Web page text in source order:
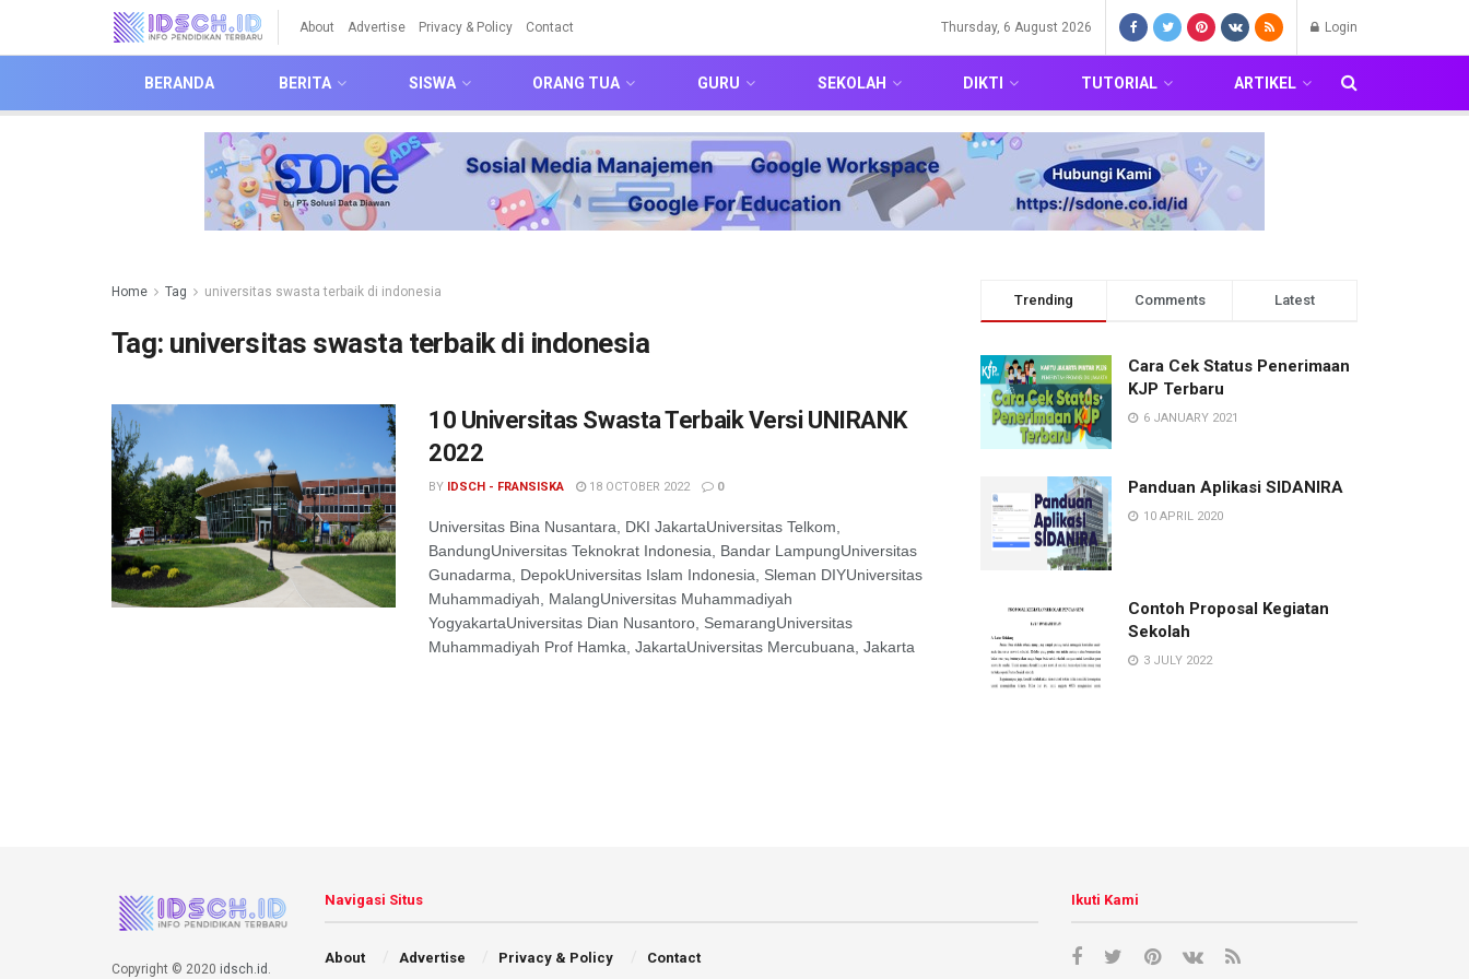
About Advertise Privacy & Policy Contact Thursday, 6 August 2026 Login
BERANDA BERITA SISWA ORANG TUA GURU SEKOLAH DIKTI TUTORIAL ARTIKEL
Home Tag universitas swasta terbaik di indonesia
Tag: universitas swasta terbaik di indonesia
10 Universitas Swasta Terbaik Versi UNIRANK
2022
BY IDSCH - FRANSISKA 18 OCTOBER 2022 0
Universitas Bina Nusantara, DKI JakartaUniversitas Telkom,
BandungUniversitas Teknokrat Indonesia, Bandar LampungUniversitas
Gunadarma, DepokUniversitas Islam Indonesia, Sleman DIYUniversitas
Muhammadiyah, MalangUniversitas Muhammadiyah
YogyakartaUniversitas Dian Nusantoro, SemarangUniversitas
Muhammadiyah Prof Hamka, JakartaUniversitas Mercubuana, Jakarta
Trending Comments Latest
Cara Cek Status Penerimaan
KJP Terbaru
6 JANUARY 2021
Panduan Aplikasi SIDANIRA
10 APRIL 2020
Contoh Proposal Kegiatan
Sekolah
3 JULY 2022
Copyright © 2020 idsch.id
Navigasi Situs
About Advertise Privacy & Policy Contact
Ikuti Kami